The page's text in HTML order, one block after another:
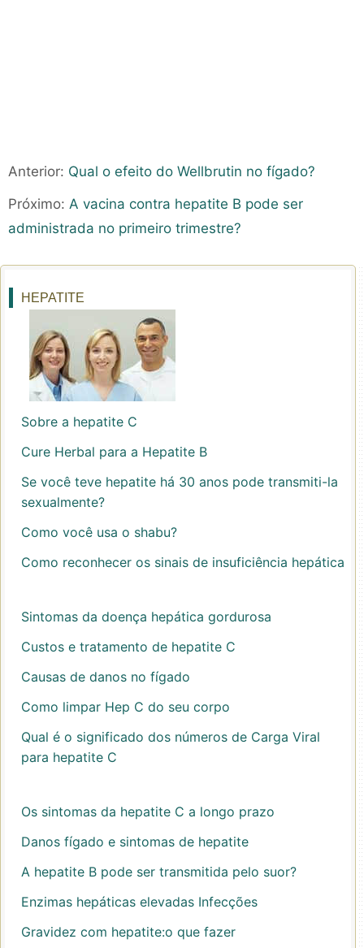
Anterior: Qual o efeito do Wellbrutin no fígado?
Próximo: A vacina contra hepatite B pode ser
administrada no primeiro trimestre?
HEPATITE
Sobre a hepatite C
Cure Herbal para a Hepatite B
Se você teve hepatite há 30 anos pode transmiti-la
sexualmente?
Como você usa o shabu?
Como reconhecer os sinais de insuficiência hepática
Sintomas da doença hepática gordurosa
Custos e tratamento de hepatite C
Causas de danos no fígado
Como limpar Hep C do seu corpo
Qual é o significado dos números de Carga Viral
para hepatite C
Os sintomas da hepatite C a longo prazo
Danos fígado e sintomas de hepatite
A hepatite B pode ser transmitida pelo suor?
Enzimas hepáticas elevadas Infecções
Gravidez com hepatite:o que fazer